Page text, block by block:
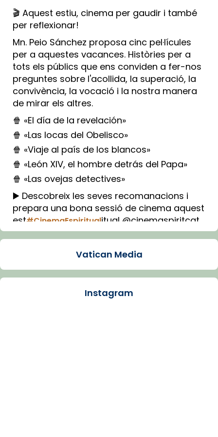
🎬 Aquest estiu, cinema per gaudir i també
per reflexionar!
Mn. Peio Sánchez proposa cinc pel·lícules
per a aquestes vacances. Històries per a
tots els públics que ens conviden a fer-nos
preguntes sobre l'acollida, la superació, la
convivència, la vocació i la nostra manera
de mirar els altres.
🍿 «El día de la revelación»
🍿 «Las locas del Obelisco»
🍿 «Viaje al país de los blancos»
🍿 «León XIV, el hombre detrás del Papa»
🍿 «Las ovejas detectives»
▶️ Descobreix les seves recomanacions i
prepara una bona sessió de cinema aquest
est#CinemaEspiritualitual @cinemaspiritcat
Imatge: Generada amb IA (OpenAI)
Arquebisbat de Barcelona
Vatican Media
Instagram